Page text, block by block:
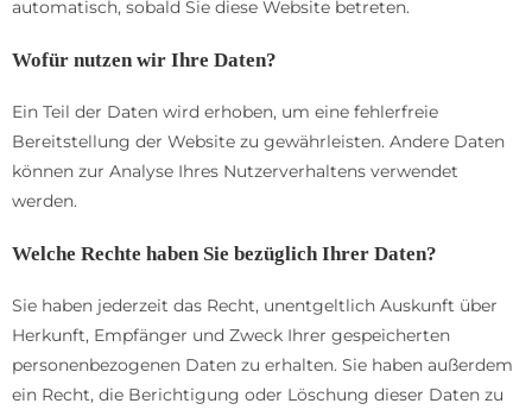
automatisch, sobald Sie diese Website betreten.
Wofür nutzen wir Ihre Daten?
Ein Teil der Daten wird erhoben, um eine fehlerfreie
Bereitstellung der Website zu gewährleisten. Andere Daten
können zur Analyse Ihres Nutzerverhaltens verwendet
werden.
Welche Rechte haben Sie bezüglich Ihrer Daten?
Sie haben jederzeit das Recht, unentgeltlich Auskunft über
Herkunft, Empfänger und Zweck Ihrer gespeicherten
personenbezogenen Daten zu erhalten. Sie haben außerdem
ein Recht, die Berichtigung oder Löschung dieser Daten zu